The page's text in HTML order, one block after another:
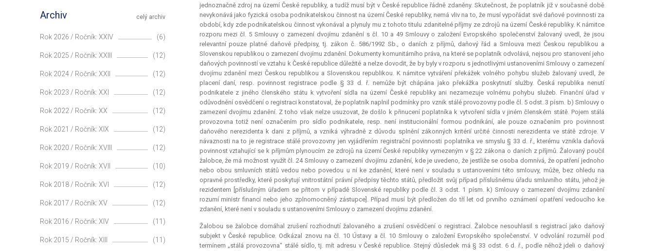
jednoznačně zdroj na území České republiky, a tudíž musí být v České republice řádně zdaněny. Skutečnost, že poplatník již v současné době
nevykonává jako fyzická osoba podnikatelskou činnost na území České republiky, nemá vliv na to, že musí vypořádat své daňové povinnosti za
období, kdy zde podnikatelskou činnost vykonával a plynuly mu z tohoto titulu zdanitelné příjmy ze zdrojů na území České republiky. K námitce
rozporu mezi čl. 5 Smlouvy o zamezení dvojímu zdanění s čl. 10 a 49 Smlouvy o založení Evropského společenství žalovaný uvedl, že jsou
relevantnípouze platné daňové předpisy, tj. zákon č. 586/1992 Sb., o daních z příjmů, daňový řád a Smlouva mezi Českou republikou a
Slovenskou republikou o zamezení dvojímu zdanění. Dokumenty komunitárního práva, na které se poplatník odvolává, nejsou pro stanovení jeho
daňových povinností ve vztahu k České republice důležité a nelze dovodit, že by byly v rozporu s jednotlivými ustanoveními Smlouvy o zamezení
dvojímu zdanění mezi Českou republikou a Slovenskou republikou. K námitce vytváření překážek volného pohybu služeb žalovaný uvedl, že
placení daní, resp. povinnost registrace podle § 33 d. ř. nemůže být chápána jako překážka poskytnutí služby. Česká republika nenutí
podnikatele z jiného členského státu k vytvoření sídla na území České republiky ani nezamezuje volnému pohybu služeb. Finanční úřad v
odůvodnění osvědčení o registraci konstatoval, že poplatník naplnil podmínky pro vznik stálé provozovny podle čl. 5 odst. 3 písm. b) Smlouvy o
zamezení dvojímu zdanění. Z toho však nelze usuzovat, že došlo k přinucení poplatníka k vytvoření sídla v jiném členském státě. Pojem stálá
provozovna totiž není označením pro sídlo podnikatele, resp. není institucionální formou podnikání, ale pouze označením pro povinnost
daňového nerezidenta k dani z příjmů, a vzniká výhradně z důvodu splnění zákonných kritérií určité činnosti nerezidenta ve státě zdroje. V
návaznosti na to je registrace stálé provozovny jen vyjádřením registrační povinnosti poplatníka ve smyslu § 33 d. ř., kterému vznikla daňová
povinnost vztahující se k příjmům plynoucím ze zdrojů na území České republiky vymezeným v § 22 zákona o daních z příjmů. Žalovaný poučil
žalobce, že má možnost využít čl. 24 Smlouvy o zamezení dvojímu zdanění, kde je uvedeno, že jestliže se osoba domnívá, že opatření jednoho
nebo obou smluvních států vedou nebo povedou u ní ke zdanění, které není v souladu s ustanoveními této smlouvy, může, bez ohledu na
opravné prostředky, které poskytují vnitrostátní právní předpisy těchto států, předložit svůj případ příslušnému úřadu smluvního státu, jehož je
rezidentem [příslušným úřadem se přitom v případě Slovenské republiky podle čl. 3 odst. 1 písm. k) Smlouvy o zamezení dvojímu zdanění
rozumí ministr financí nebo jeho zplnomocněný zástupce]. Případ musí být předložen do tří let od prvního oznámení opatření vedoucího ke
zdanění, které není v souladu s ustanoveními Smlouvy o zamezení dvojímu zdanění.
Žalobou se žalobce domáhal zrušení rozhodnutí žalovaného a zrušení osvědčení o registraci. Žalobce nesouhlasil s registrací jako daňový
subjekt v České republice. Odkázal znovu na čl. 10 Ústavy a čl. 10 Smlouvy o založení Evropského společenství. V odvolání rozuměl pod
termínem „stálá provozovna“ stálé sídlo, tj. mít adresu v České republice. Stejný důsledek má § 33 odst. 6 d. ř., podle něhož jdeli o daňový
celý archiv
Archiv
Rok 2026 / Ročník: XXIV (6)
Rok 2025 / Ročník: XXIII (12)
Rok 2024 / Ročník: XXII (12)
Rok 2023 / Ročník: XXI (12)
Rok 2022 / Ročník: XX (12)
Rok 2021 / Ročník: XIX (12)
Rok 2020 / Ročník: XVIII (12)
Rok 2019 / Ročník: XVII (10)
Rok 2018 / Ročník: XVI (12)
Rok 2017 / Ročník: XV (12)
Rok 2016 / Ročník: XIV (11)
Rok 2015 / Ročník: XIII (11)